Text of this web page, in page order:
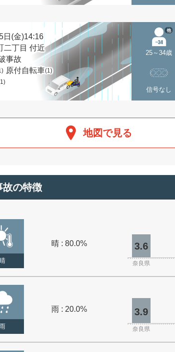
日(金)14:16
二丁目 付近
事故
原付自転車(1)
25～34歳
他
信号なし
地図で見る
故の特徴
晴 : 80.0% 3.6
奈良県
雨 : 20.0% 3.9
奈良県